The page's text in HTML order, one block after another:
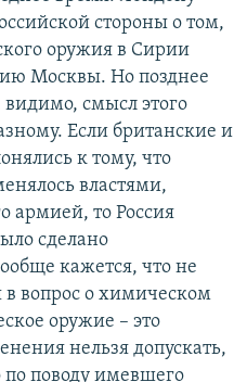
стороны о том,
оружия в Сирии
Москвы. Но позднее
смысл этого
Если британские и
к тому, что
властями,
армией, то Россия
сделано
кажется, что не
в вопрос о химическом
оружие – это
нельзя допускать,
по поводу имевшего